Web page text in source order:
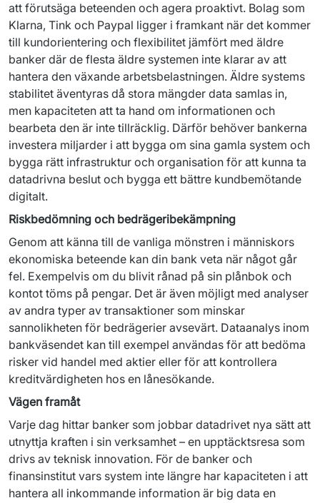
att förutsäga beteenden och agera proaktivt. Bolag som
Klarna, Tink och Paypal ligger i framkant när det kommer
till kundorientering och flexibilitet jämfört med äldre
banker där de flesta äldre systemen inte klarar av att
hantera den växande arbetsbelastningen. Äldre systems
stabilitet äventyras då stora mängder data samlas in,
men kapaciteten att ta hand om informationen och
bearbeta den är inte tillräcklig. Därför behöver bankerna
investera miljarder i att bygga om sina gamla system och
bygga rätt infrastruktur och organisation för att kunna ta
datadrivna beslut och bygga ett bättre kundbemötande
digitalt.
Riskbedömning och bedrägeribekämpning
Genom att känna till de vanliga mönstren i människors
ekonomiska beteende kan din bank veta när något går
fel. Exempelvis om du blivit rånad på sin plånbok och
kontot töms på pengar. Det är även möjligt med analyser
av andra typer av transaktioner som minskar
sannolikheten för bedrägerier avsevärt. Dataanalys inom
bankväsendet kan till exempel användas för att bedöma
risker vid handel med aktier eller för att kontrollera
kreditvärdigheten hos en lånesökande.
Vägen framåt
Varje dag hittar banker som jobbar datadrivet nya sätt att
utnyttja kraften i sin verksamhet – en upptäcktsresa som
drivs av teknisk innovation. För de banker och
finansinstitut vars system inte längre har kapaciteten i att
hantera all inkommande information är big data en